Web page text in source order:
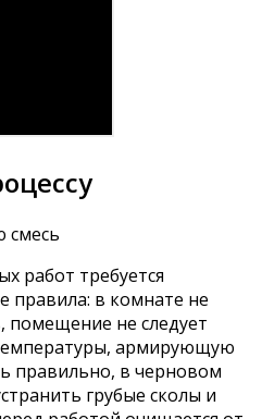
работ требуется
правила: в комнате не
помещение не следует
армирующую
правильно, в черновом
грубые сколы и